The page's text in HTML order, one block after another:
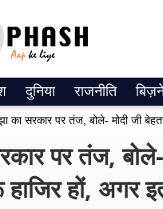
दुनिया राजनीति
पर तंज,
हों, अगर